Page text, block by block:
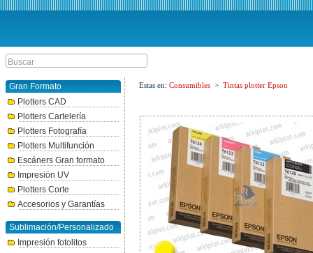
Gran Formato
Plotters CAD
Plotters Cartelería
Plotters Fotografía
Plotters Multifunción
Escáners Gran formato
Impresión UV
Plotters Corte
Accesorios y Garantías
Sublimación/Personalizado
Impresión fotolitos
Estas en: Consumibles > Tintas plotter Epson